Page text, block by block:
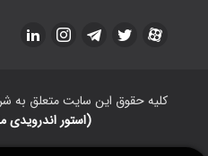
کلیه حقوق این سایت متعلق به
(استور اندرویدی